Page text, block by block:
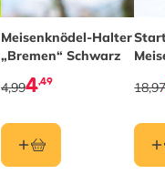
Meisenknödel-Halter
„Bremen“ Schwarz
4,49
4,99
und
The